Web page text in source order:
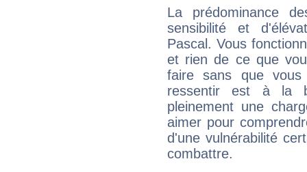
La prédominance
sensibilité et
Pascal. Vous
et rien de ce que
faire sans que
ressentir est à la
pleinement une
aimer pour
d'une vulnérabilité
combattre.